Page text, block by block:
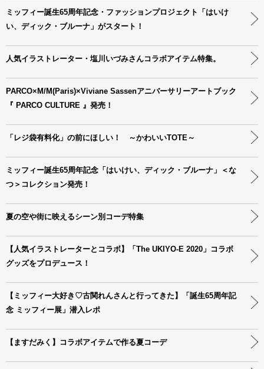
ミッフィー誕生65周年記念・ファッションプロジェクト「はいけ
い、ディック・ブルーナ」がスタート！
人気イラストレーター・塩川いづみさんコラボアイテム特集。
PARCO×M/M(Paris)×Viviane Sassenアニバーサリーアートブック
『 PARCO CULTURE 』発売！
「レジ袋有料化」の前にほしい！ ～かわいいTOTE～
ミッフィー誕生65周年記念「はいけい、ディック・ブルーナ」＜な
つ＞コレクション発売！
夏の空や街に映えるシーン別コーデ特集
【人気イラストレーターとコラボ】「The UKIYO-E 2020」コラボ
グッズをプロデュース！
【ミッフィー大好き♡古関れんさんと行ってきた】「誕生65周年記
念 ミッフィー展」潜入レポ
【ますだみく】コラボアイテムで作る夏コーデ